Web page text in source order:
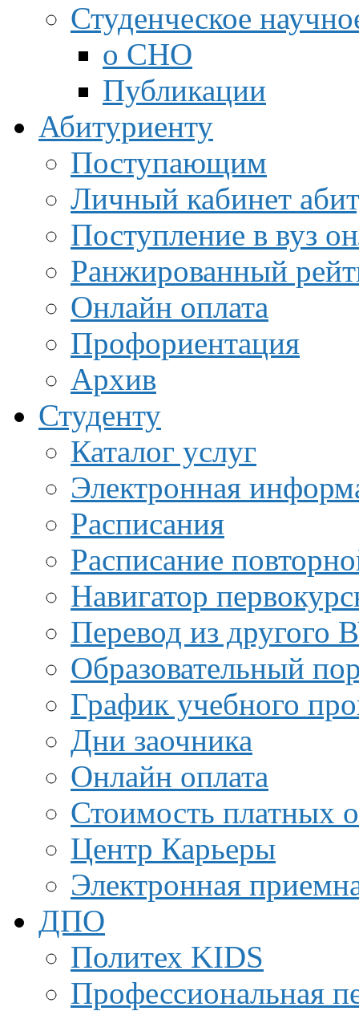
Студенческое
о СНО
Публикации
Абитуриенту
Поступающим
Личный кабинет
Поступление в вуз
Ранжированный
Онлайн оплата
Профориентация
Архив
Студенту
Каталог услуг
Электронная
Расписания
Расписание
Навигатор
Перевод из другого
Образовательный
График учебного
Дни заочника
Онлайн оплата
Стоимость платных
Центр Карьеры
Электронная
ДПО
Политех KIDS
Профессиональная